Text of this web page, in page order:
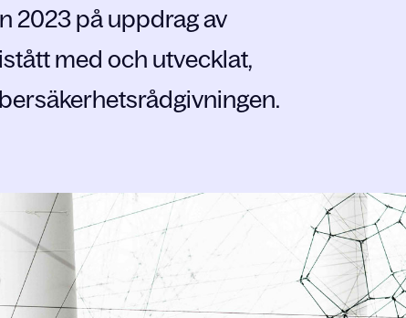
2023 på uppdrag av
med och utvecklat,